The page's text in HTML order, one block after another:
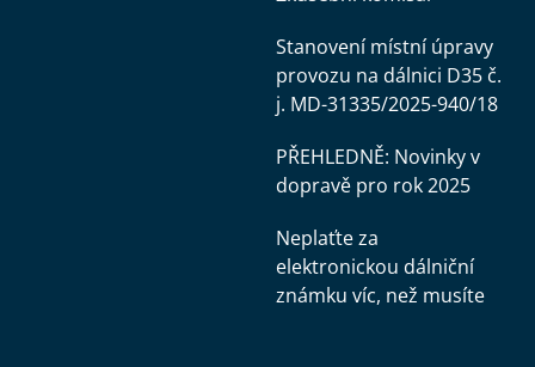
Stanovení místní úpravy
provozu na dálnici D35 č.
j. MD-31335/2025-940/18
PŘEHLEDNĚ: Novinky v
dopravě pro rok 2025
Neplaťte za
elektronickou dálniční
známku víc, než musíte